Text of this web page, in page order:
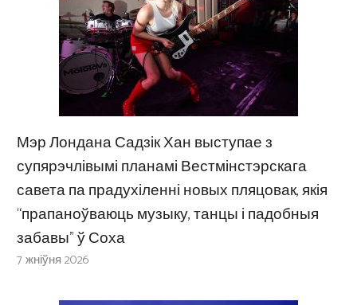
Мэр Лондана Садзік Хан выступае з
супярэчлівымі планамі Вестмінстэрскага
савета па прадухіленні новых пляцовак, якія
“прапаноўваюць музыку, танцы і падобныя
забавы” ў Соха
7 жніўня 2026